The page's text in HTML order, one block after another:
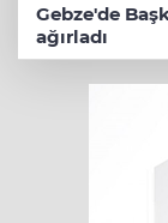
Gebze'de
ağırladı